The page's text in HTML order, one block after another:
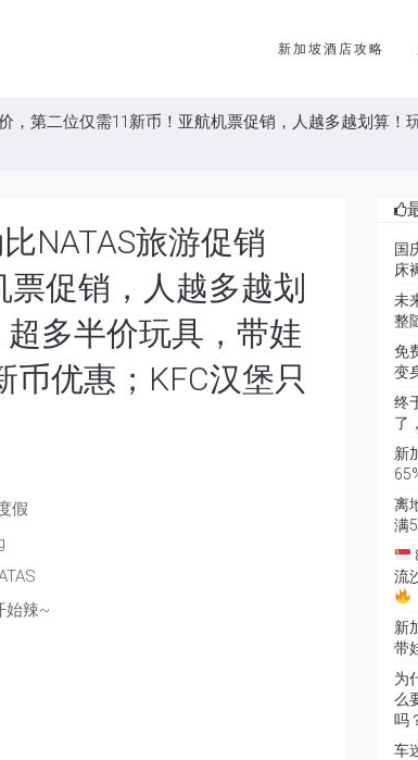
新加坡酒店攻略
，第二位仅需11新币！亚航机票促销，人越多越划算
NATAS旅游促销
促销，人越多越划
多半价玩具，带娃
币优惠；KFC汉堡只
假
始辣~
国
床
未
整
免
变
终
了
新
离
满
流
新
带
为
么
吗
车